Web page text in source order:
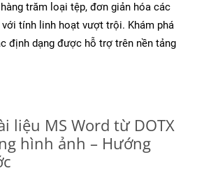
trăm loại tệp, đơn giản hóa các
tính linh hoạt vượt trội. Khám phá
định dạng được hỗ trợ trên nền tảng
liệu MS Word từ DOTX
hình ảnh – Hướng